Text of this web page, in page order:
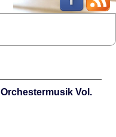
Vol.